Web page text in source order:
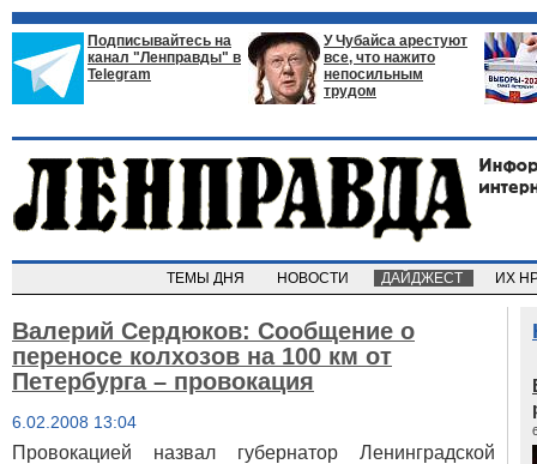
Подписывайтесь на
канал "Ленправды" в
Telegram
У Чубайса арестуют
все, что нажито
непосильным
трудом
ТЕМЫ ДНЯ НОВОСТИ ДАЙДЖЕСТ ИХ
Валерий Сердюков: Сообщение о
переносе колхозов на 100 км от
Петербурга – провокация
6.02.2008 13:04
Провокацией назвал губернатор Ленинградской